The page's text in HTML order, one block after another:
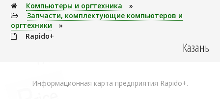
Компьютеры и оргтехника
»
Запчасти, комплектующие компьютеров и
оргтехники
»
Rapido+
Казань
Информационная карта предприятия Rapido+.